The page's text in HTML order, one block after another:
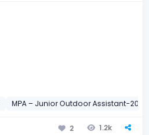
MPA – Junior Outdoor Assistant-2023
2 1.2k